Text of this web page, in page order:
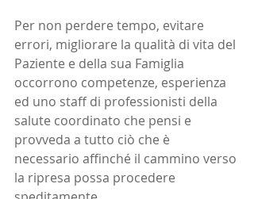
Per non perdere tempo, evitare
errori, migliorare la qualità di vita del
Paziente e della sua Famiglia
occorrono competenze, esperienza
ed uno staff di professionisti della
salute coordinato che pensi e
provveda a tutto ciò che è
necessario affinché il cammino verso
la ripresa possa procedere